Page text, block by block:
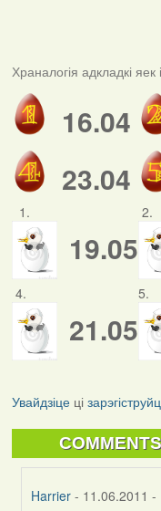
Храналогія адкладкі
16.04
23.04
1.
19.05
2.
4.
21.05
5.
Увайдзіцеці
COMMENTS
Harrier - 11.06.2011 -